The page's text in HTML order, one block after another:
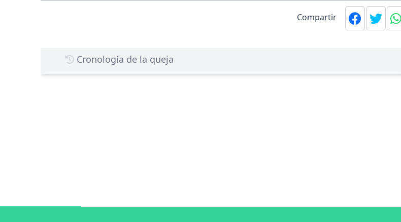
Compartir
Cronología de la queja